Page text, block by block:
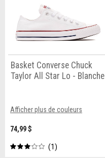
Basket Converse Chuck
Taylor All Star Lo - Blanche
Afficher plus de couleurs
74,99 $
1